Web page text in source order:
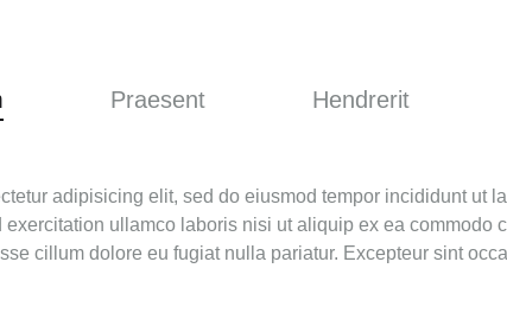
Praesent Hendrerit
adipisicing elit, sed do eiusmod tempor incididunt ut
ullamco laboris nisi ut aliquip ex ea commodo
cillum dolore eu fugiat nulla pariatur. Excepteur sint